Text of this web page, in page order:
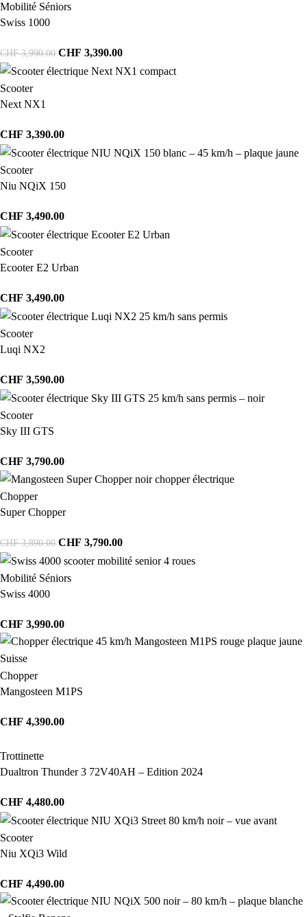
Mobilité Séniors
Swiss 1000
CHF3,990.00 CHF 3,390.00
Scooter
Next NX1
CHF 3,390.00
Scooter
Niu NQiX 150
CHF 3,490.00
Scooter
Ecooter E2 Urban
CHF 3,490.00
Scooter
Luqi NX2
CHF 3,590.00
Scooter
Sky III GTS
CHF 3,790.00
Chopper
Super Chopper
CHF3,890.00 CHF 3,790.00
Mobilité Séniors
Swiss 4000
CHF 3,990.00
Chopper
Mangosteen M1PS
CHF 4,390.00
Trottinette
Dualtron Thunder 3 72V40AH – Edition 2024
CHF 4,480.00
Scooter
Niu XQi3 Wild
CHF 4,490.00